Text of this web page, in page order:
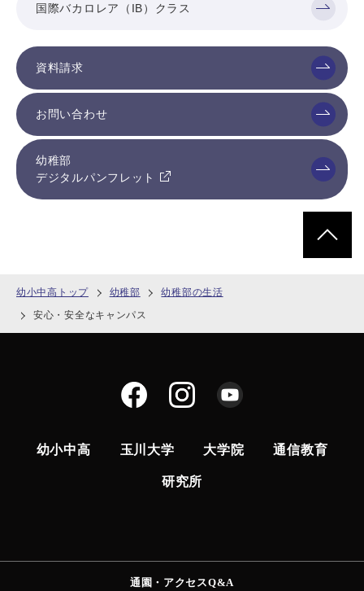
幼小中高トップ 幼稚部
幼稚部の生活
安心・安全なキャンパス
国際バカロレア（IB）クラス
資料請求
お問い合わせ
幼稚部
デジタルパンフレット
幼小中高 玉川大学 大学院 通信教育
研究所
通園・アクセスQ&A